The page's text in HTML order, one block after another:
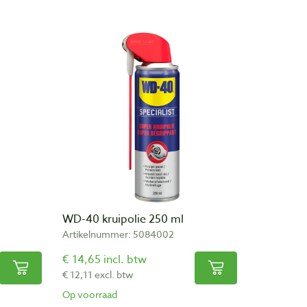
WD-40 kruipolie 250 ml
Artikelnummer: 5084002
€ 14,65 incl. btw
€ 12,11 excl. btw
Op voorraad